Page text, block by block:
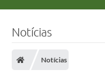
Notícias
Notícias